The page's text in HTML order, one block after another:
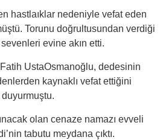
hastlaıklar nedeniyle vefat eden
Torunu doğrultusundan verdiği
evine akın etti.
UstaOsmanoğlu, dedesinin
kaynaklı vefat ettiğini
duyurmuştu.
olan cenaze namazı evveli
tabutu meydana çıktı.